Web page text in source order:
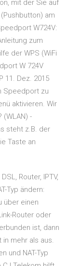
mit der Sie auf
am
W724V:
zum
der WPS (WiFi
W 724V
11. Dez. 2015
Speedport zu
aktivieren. Wir
-
steht z.B. der
Taste an
Router, IPTV,
Typ ändern:
über einen
Router oder
ist, dann
in mehr als aus.
und NAT-Typ